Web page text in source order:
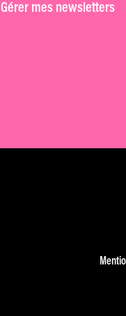
Gérer mes newsletters